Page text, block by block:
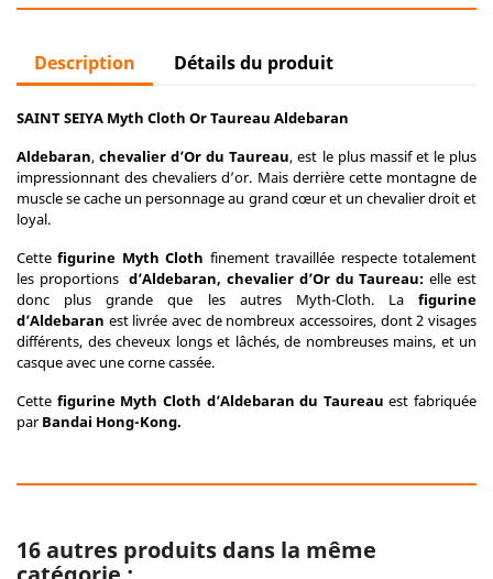
Description Détails du produit
SAINT SEIYA Myth Cloth Or Taureau Aldebaran
Aldebaran,chevalier d’Or du Taureau, est le plus massif et le plus
impressionnant des chevaliers d’or. Mais derrière cette montagne de
muscle se cache un personnage au grand cœur et un chevalier droit et
loyal.
Cettefigurine Myth Cloth finement travaillée respecte totalement
les proportionsd’Aldebaran, chevalier d’Or du Taureau:elle est
donc plus grande que les autres Myth-Cloth. La figurine
d’Aldebaran est livrée avec de nombreux accessoires, dont 2 visages
différents, des cheveux longs et lâchés, de nombreuses mains, et un
casque avec une corne cassée.
Cette figurine Myth Cloth d’Aldebaran du Taureau est fabriquée
parBandai Hong-Kong.
16 autres produits dans la même